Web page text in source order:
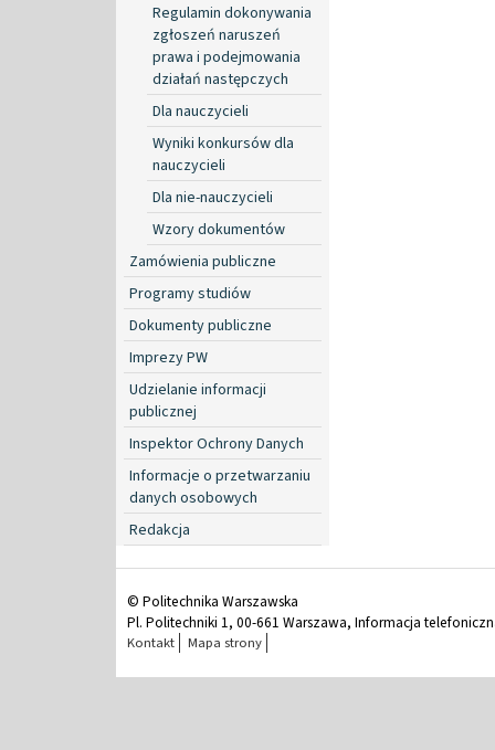
Regulamin dokonywania
zgłoszeń naruszeń
prawa i podejmowania
działań następczych
Dla nauczycieli
Wyniki konkursów dla
nauczycieli
Dla nie-nauczycieli
Wzory dokumentów
Zamówienia publiczne
Programy studiów
Dokumenty publiczne
Imprezy PW
Udzielanie informacji
publicznej
Inspektor Ochrony Danych
Informacje o przetwarzaniu
danych osobowych
Redakcja
© Politechnika Warszawska
Pl. Politechniki 1, 00-661 Warszawa, Informacja
Kontakt Mapa strony